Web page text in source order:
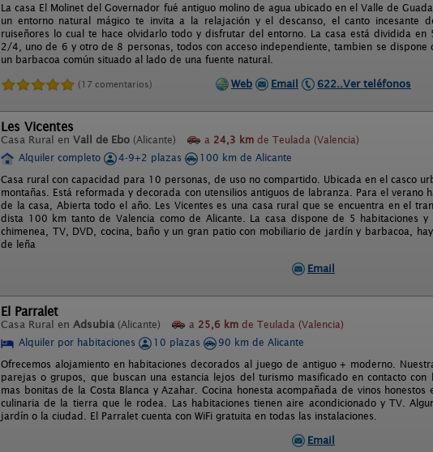
La casa El Molinet del Governador fué antiguo molino de agua ubicado en el Valle de
un entorno natural mágico te invita a la relajación y el descanso, el canto incesante
ruiseñores lo cual te hace olvidarlo todo y disfrutar del entorno. La casa está dividida
2/4, uno de 6 y otro de 8 personas, todos con acceso independiente, tambien se
un barbacoa común situado al lado de una fuente natural.
(17 comentarios) Web Email 622..Ver teléfonos
Les Vicentes
Casa Rural en Vall de Ebo (Alicante) a 24,3 km de Teulada (Valencia)
Alquiler completo
4-9+2 plazas
100 km de Alicante
Casa rural con capacidad para 10 personas, de uso no compartido. Ubicada en el casco
montañas. Está reformada y decorada con utensilios antiguos de labranza. Para el verano
de la casa, Abierta todo el año. Les Vicentes es una casa rural que se encuentra en el
dista 100 km tanto de Valencia como de Alicante. La casa dispone de 5 habitaciones y
chimenea, TV, DVD, cocina, baño y un gran patio con mobiliario de jardín y barbacoa,
de leña
Email
El Parralet
Casa Rural en Adsubia (Alicante) a 25,6 km de Teulada (Valencia)
Alquiler por habitaciones
10 plazas
90 km de Alicante
Ofrecemos alojamiento en habitaciones decorados al juego de antiguo + moderno.
parejas o grupos, que buscan una estancia lejos del turismo masificado en contacto
mas bonitas de la Costa Blanca y Azahar. Cocina honesta acompañada de vinos
culinaria de la tierra que le rodea. Las habitaciones tienen aire acondicionado y TV.
jardín o la ciudad. El Parralet cuenta con WiFi gratuita en todas las instalaciones.
Email